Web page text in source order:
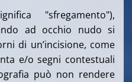
"sfregamento"),
ad occhio nudo si
di un’incisione, come
e/o segni contestuali
può non rendere